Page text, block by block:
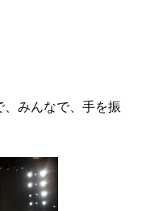
、みんなで、手を振